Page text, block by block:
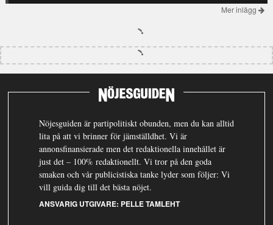
Mer inlägg
Nöjesguiden är partipolitiskt obunden, men du kan alltid
lita på att vi brinner för jämställdhet. Vi är
annonsfinansierade men det redaktionella innehållet är
just det – 100% redaktionellt. Vi tror på den goda
smaken och vår publicistiska tanke lyder som följer: Vi
vill guida dig till det bästa nöjet.
ANSVARIG UTGIVARE: PELLE TAMLEHT